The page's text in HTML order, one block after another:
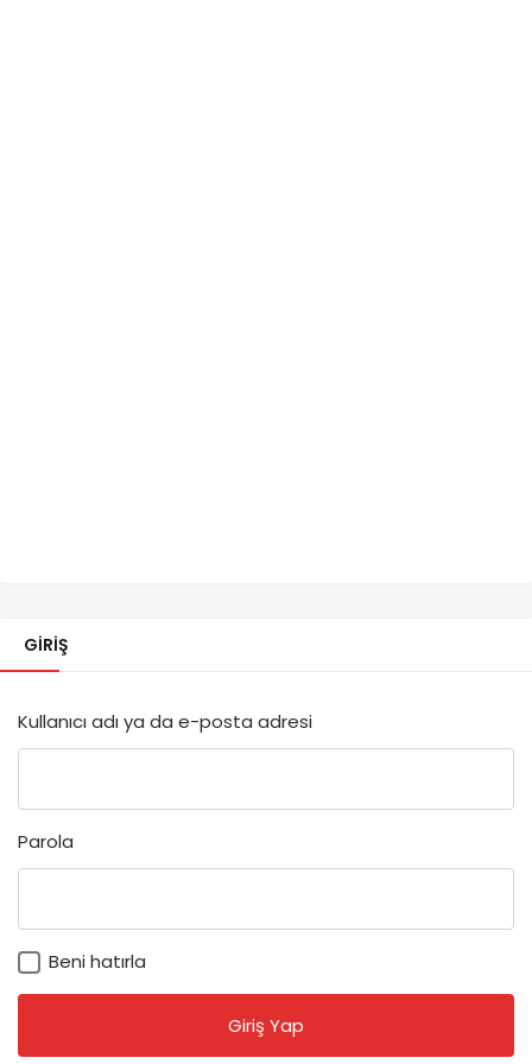
GIRIŞ
Kullanıcı adı ya da e-posta adresi
Parola
Beni hatırla